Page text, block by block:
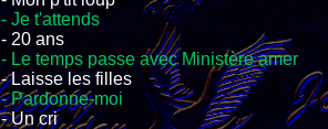
- Je t'attends
- 20 ans
- Le temps passe avec Ministère amer
- Laisse les filles
- Pardonne-moi
- Un cri